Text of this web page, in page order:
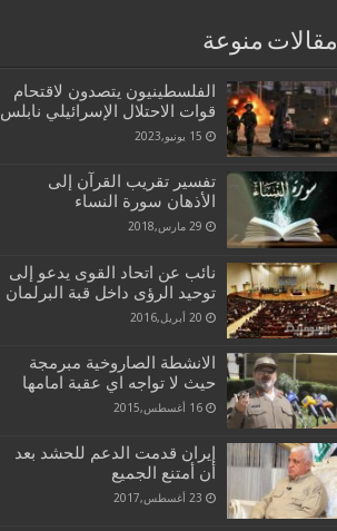
مقالات منوعة
الفلسطينيون يتصدون لاقتحام
قوات الاحتلال الإسرائيلي نابلس
15 يونيو,2023
تفسير تقريب القرآن إلى
الأذهان سورة النساء
29 مارس,2018
نائب عن اتحاد القوى يدعو إلى
توحيد الرؤى داخل قبة البرلمان
20 أبريل,2016
الانشطة الصاروخية مبرمجة
حيث لا تواجه اي عقبة امامها
16 أغسطس,2015
إيران قدمت الدعم للحشد بعد
أن أمتنع الجميع
23 أغسطس,2017